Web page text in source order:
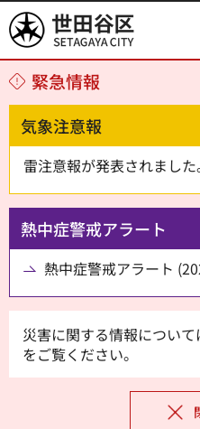
世田谷区
緊急情報
気象注意報
雷注意報が発表されました
熱中症警戒アラート
熱中症警戒アラート
災害に関する情報について
をご覧ください。